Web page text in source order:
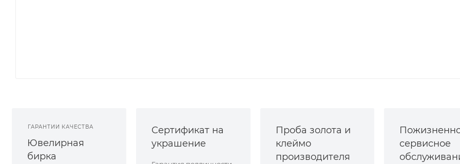
ГАРАНТИИ КАЧЕСТВА
Ювелирная
бирка
Сертификат на
украшение
Проба золота и
клеймо
производителя
сервисное